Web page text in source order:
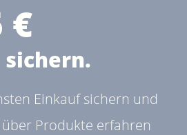
€
Einkauf sichern und
Produkte erfahren